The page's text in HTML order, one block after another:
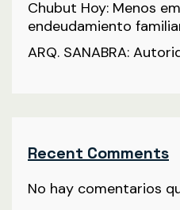
Chubut Hoy: Menos
endeudamiento
ARQ. SANABRA:
Recent Comments
No hay comentarios